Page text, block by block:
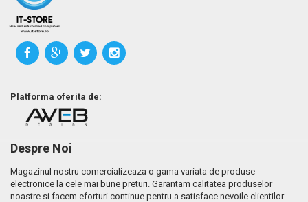
Platforma oferita de:
Despre Noi
Magazinul nostru comercializeaza o gama variata de produse
electronice la cele mai bune preturi. Garantam calitatea produselor
noastre si facem eforturi continue pentru a satisface nevoile clientilor